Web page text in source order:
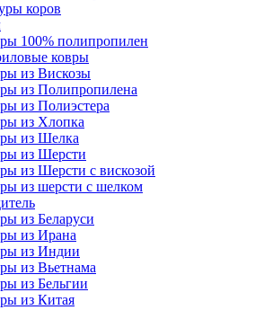
коров
100% полипропилен
ковры
из Вискозы
из Полипропилена
из Полиэстера
из Хлопка
из Шелка
из Шерсти
из Шерсти с вискозой
из шерсти с шелком
из Беларуси
из Ирана
из Индии
из Вьетнама
из Бельгии
из Китая